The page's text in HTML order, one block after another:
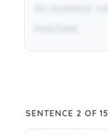
SENTENCE 2 OF 15